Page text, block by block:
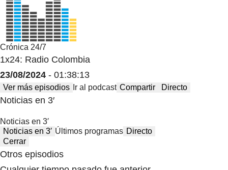
Crónica 24/7
1x24: Radio Colombia
23/08/2024 - 01:38:13
Ver más episodios Ir al podcast Compartir Directo
Noticias en 3′
Noticias en 3′
Noticias en 3′ Últimos programas Directo
Cerrar
Otros episodios